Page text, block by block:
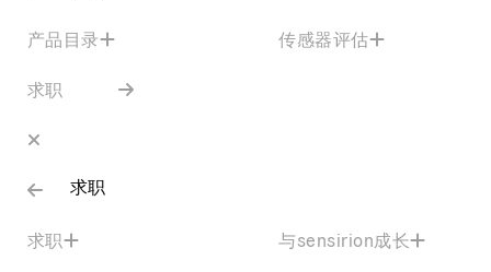
产品目录 传感器评估
求职
求职
求职 与sensirion成长